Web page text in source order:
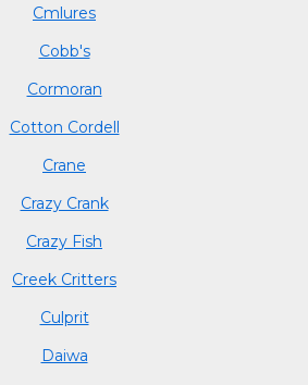
Cmlures
Cobb's
Cormoran
Cotton Cordell
Crane
Crazy Crank
Crazy Fish
Creek Critters
Culprit
Daiwa